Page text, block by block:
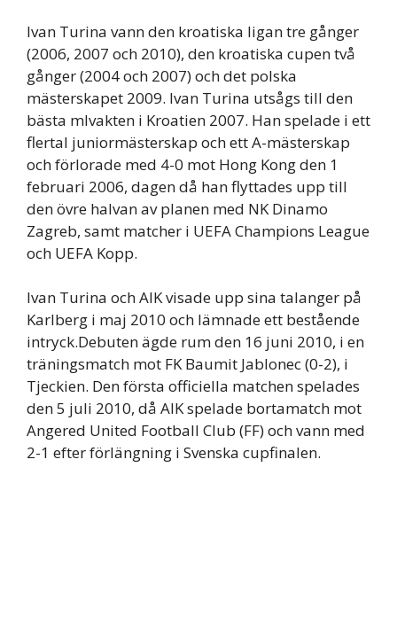
Ivan Turina vann den kroatiska ligan tre gånger
(2006, 2007 och 2010), den kroatiska cupen två
gånger (2004 och 2007) och det polska
mästerskapet 2009. Ivan Turina utsågs till den
bästa mlvakten i Kroatien 2007. Han spelade i ett
flertal juniormästerskap och ett A-mästerskap
och förlorade med 4-0 mot Hong Kong den 1
februari 2006, dagen då han flyttades upp till
den övre halvan av planen med NK Dinamo
Zagreb, samt matcher i UEFA Champions League
och UEFA Kopp.
Ivan Turina och AIK visade upp sina talanger på
Karlberg i maj 2010 och lämnade ett bestående
intryck.Debuten ägde rum den 16 juni 2010, i en
träningsmatch mot FK Baumit Jablonec (0-2), i
Tjeckien. Den första officiella matchen spelades
den 5 juli 2010, då AIK spelade bortamatch mot
Angered United Football Club (FF) och vann med
2-1 efter förlängning i Svenska cupfinalen.